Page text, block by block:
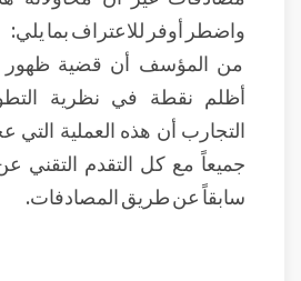
واضطر أوفر للاعتراف بما يلي:
من المؤسف أن قضية ظهور
أظلم نقطة في نظرية
التجارب أن هذه العملية
جميعاً مع كل التقدم التقني
سابقاً عن طريق المصادفات.